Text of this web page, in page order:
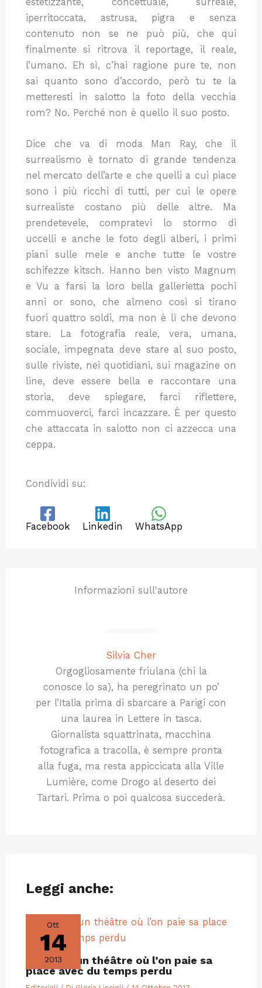
iperritoccata, astrusa, pigra e senza
contenuto non se ne può più, che qui
finalmente si ritrova il reportage, il reale,
l’umano. Eh sì, c’hai ragione pure te, non
sai quanto sono d’accordo, però tu te la
metteresti in salotto la foto della vecchia
rom? No. Perché non è quello il suo posto.
Dice che va di moda Man Ray, che il
surrealismo è tornato di grande tendenza
nel mercato dell’arte e che quelli a cui piace
sono i più ricchi di tutti, per cui le opere
surrealiste costano più delle altre. Ma
prendetevele, compratevi lo stormo di
uccelli e anche le foto degli alberi, i primi
piani sulle mele e anche tutte le vostre
schifezze kitsch. Hanno ben visto Magnum
e Vu a farsi la loro bella gallerietta pochi
anni or sono, che almeno così si tirano
fuori quattro soldi, ma non è lì che devono
stare. La fotografia reale, vera, umana,
sociale, impegnata deve stare al suo posto,
sulle riviste, nei quotidiani, sui magazine on
line, deve essere bella e raccontare una
storia, deve spiegare, farci riflettere,
commuoverci, farci incazzare. È per questo
che attaccata in salotto non ci azzecca una
ceppa.
Condividi su:
Facebook Linkedin WhatsApp
Informazioni sull'autore
Silvia Cher
Orgogliosamente friulana (chi la
conosce lo sa), ha peregrinato un po’
per l’Italia prima di sbarcare a Parigi con
una laurea in Lettere in tasca.
Giornalista squattrinata, macchina
fotografica a tracolla, è sempre pronta
alla fuga, ma resta appiccicata alla Ville
Lumière, come Drogo al deserto dei
Tartari. Prima o poi qualcosa succederà.
Leggi anche:
Ott
14
2013
Paris est un théâtre où l’on paie sa
place avec du temps perdu